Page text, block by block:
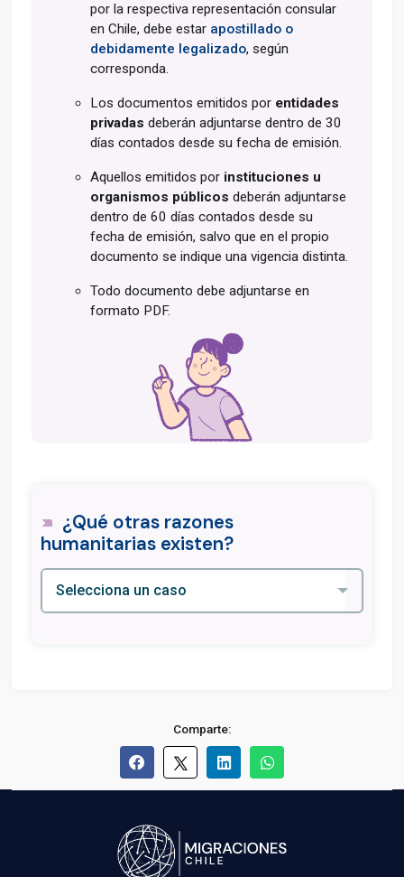
por la respectiva representación consular
en Chile, debe estar apostillado o
debidamente legalizado, según
corresponda.
Los documentos emitidos por entidades
privadas deberán adjuntarse dentro de 30
días contados desde su fecha de emisión.
Aquellos emitidos por instituciones u
organismos públicos deberán adjuntarse
dentro de 60 días contados desde su
fecha de emisión, salvo que en el propio
documento se indique una vigencia distinta.
Todo documento debe adjuntarse en
formato PDF.
¿Qué otras razones
humanitarias existen?
Comparte: